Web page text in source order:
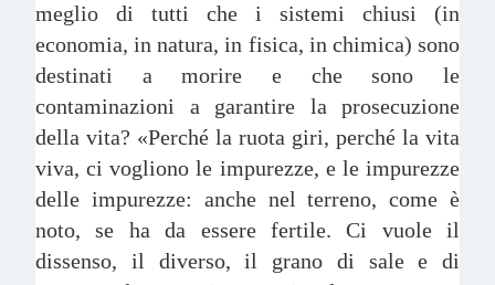
meglio di tutti che i sistemi chiusi (in
economia, in natura, in fisica, in chimica) sono
destinati a morire e che sono le
contaminazioni a garantire la prosecuzione
della vita? «Perché la ruota giri, perché la vita
viva, ci vogliono le impurezze, e le impurezze
delle impurezze: anche nel terreno, come è
noto, se ha da essere fertile. Ci vuole il
dissenso, il diverso, il grano di sale e di